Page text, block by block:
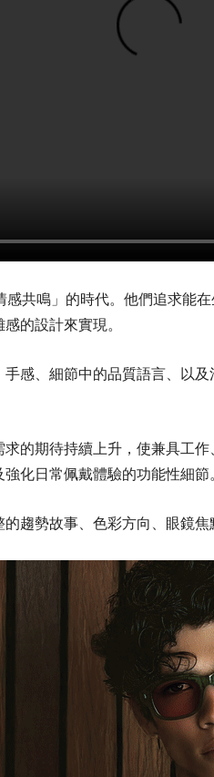
共鳴」的時代。他們追求能
的設計來實現。
感、細節中的品質語言、以
的期待持續上升，使兼具工
化日常佩戴體驗的功能性細節
趨勢故事、色彩方向、眼鏡